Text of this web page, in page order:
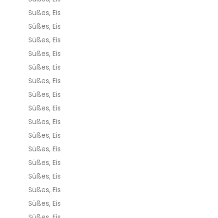
Süßes, Eis
Süßes, Eis
Süßes, Eis
Süßes, Eis
Süßes, Eis
Süßes, Eis
Süßes, Eis
Süßes, Eis
Süßes, Eis
Süßes, Eis
Süßes, Eis
Süßes, Eis
Süßes, Eis
Süßes, Eis
Süßes, Eis